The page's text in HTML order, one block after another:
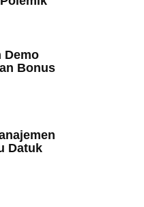
Demo
Bonus
Datuk